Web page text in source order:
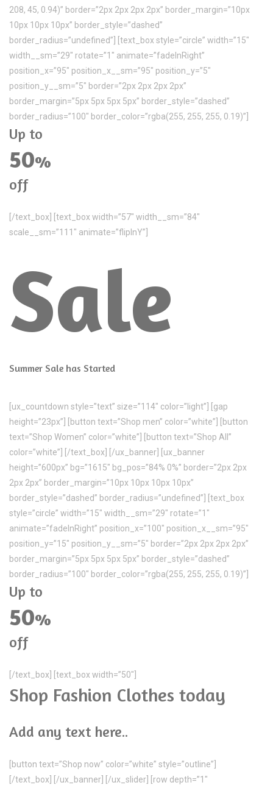
208, 45, 0.94)” border=”2px 2px 2px 2px” border_margin=”10px
10px 10px 10px” border_style=”dashed”
border_radius=”undefined”] [text_box style=”circle” width=”15″
width__sm=”29″ rotate=”1″ animate=”fadeInRight”
position_x=”95″ position_x__sm=”95″ position_y=”5″
position_y__sm=”5″ border=”2px 2px 2px 2px”
border_margin=”5px 5px 5px 5px” border_style=”dashed”
border_radius=”100″ border_color=”rgba(255, 255, 255, 0.19)”]
Up to
50%
off
[/text_box] [text_box width=”57″ width__sm=”84″
scale__sm=”111″ animate=”flipInY”]
Sale
Summer Sale has Started
[ux_countdown style=”text” size=”114″ color=”light”] [gap
height=”23px”] [button text=”Shop men” color=”white”] [button
text=”Shop Women” color=”white”] [button text=”Shop All”
color=”white”] [/text_box] [/ux_banner] [ux_banner
height=”600px” bg=”1615″ bg_pos=”84% 0%” border=”2px 2px
2px 2px” border_margin=”10px 10px 10px 10px”
border_style=”dashed” border_radius=”undefined”] [text_box
style=”circle” width=”15″ width__sm=”29″ rotate=”1″
animate=”fadeInRight” position_x=”100″ position_x__sm=”95″
position_y=”15″ position_y__sm=”5″ border=”2px 2px 2px 2px”
border_margin=”5px 5px 5px 5px” border_style=”dashed”
border_radius=”100″ border_color=”rgba(255, 255, 255, 0.19)”]
Up to
50%
off
[/text_box] [text_box width=”50″]
Shop Fashion Clothes today
Add any text here..
[button text=”Shop now” color=”white” style=”outline”]
[/text_box] [/ux_banner] [/ux_slider] [row depth=”1″